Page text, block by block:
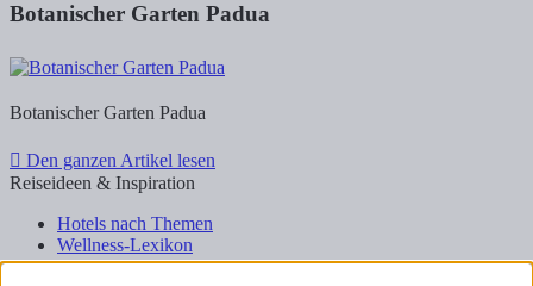
Botanischer Garten Padua
Botanischer Garten Padua
Den ganzen Artikel lesen
Reiseideen & Inspiration
Hotels nach Themen
Wellness-Lexikon
Business-Lexikon